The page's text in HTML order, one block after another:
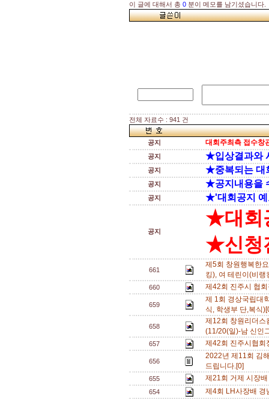
이 글에 대해서 총 0 분이 메모를 남기셨습니다.
전체 자료수 : 941 건
공지 대회주최측 접수창
공지 ★입상결과와
공지 ★중복되는 대
공지 ★공지내용을
공지 ★'대회공지 예
공지
★대회
★신청
661
제5회 창원행복한
킹), 여 테린이(비
660 제42회 진주시 협
659
제 1회 경상국립대
식, 학생부 단,복식
658
제12회 창원리더스
(11/20(일)-남 신인
657 제42회 진주시협
656
2022년 제11회 김
드립니다.[0]
655 제21회 거제 시장
654 제4회 LH사장배